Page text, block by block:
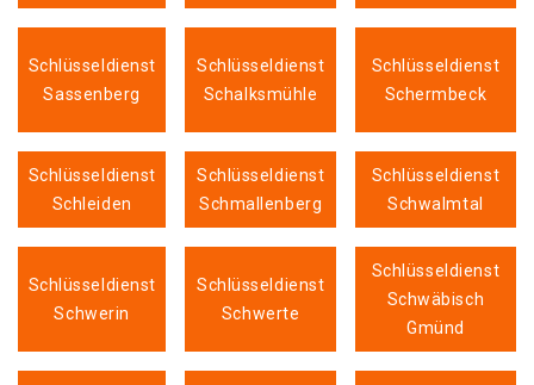
Schlüsseldienst
Sassenberg
Schlüsseldienst
Schalksmühle
Schlüsseldienst
Schermbeck
Schlüsseldienst
Schleiden
Schlüsseldienst
Schmallenberg
Schlüsseldienst
Schwalmtal
Schlüsseldienst
Schwerin
Schlüsseldienst
Schwerte
Schlüsseldienst
Schwäbisch
Gmünd